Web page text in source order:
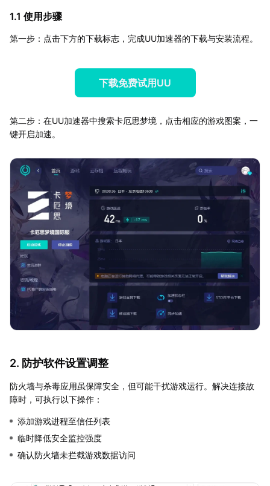
1.1 使用步骤
第一步：点击下方的下载标志，完成UU加速器的下载与安装流程。
下载免费试用UU
第二步：在UU加速器中搜索卡厄思梦境，点击相应的游戏图案，一
键开启加速。
2. 防护软件设置调整
防火墙与杀毒应用虽保障安全，但可能干扰游戏运行。解决连接故
障时，可执行以下操作：
添加游戏进程至信任列表
临时降低安全监控强度
确认防火墙未拦截游戏数据访问